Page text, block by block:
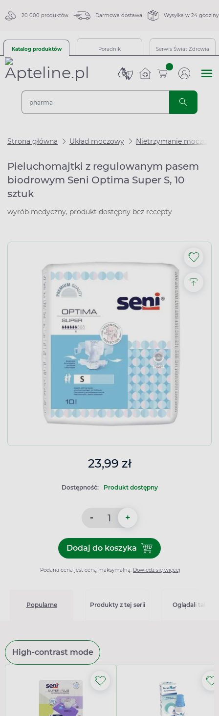
20 000 produktów Darmowa dostawa Wysyłka w 24 godziny
Katalog produktów Poradnik Serwis Świat Zdrowia
sztuk
Strona główna Układ moczowy Nietrzymanie moczu
Pieluchomajtki z regulowanym pasem
biodrowym Seni Optima Super S, 10
sztuk
wyrób medyczny, produkt dostępny bez recepty
23,99 zł
Dostępność: Produkt dostępny
- +
Dodaj do koszykaDodaj do koszyka
Podana cena jest ceną maksymalną. Dowiedz się więcej
Popularne Produkty z tej serii Oglądali także
High-contrast mode